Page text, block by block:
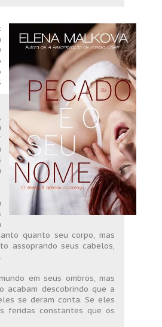
quanto seu corpo, mas
assoprando seus cabelos,
em seus ombros, mas
acabam descobrindo que a
se deram conta. Se eles
feridas constantes que os